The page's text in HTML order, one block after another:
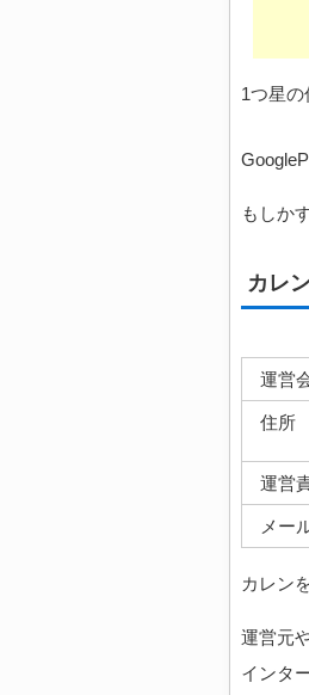
1つ星
もしか
カレ
運営
住所
運営
メー
カレン
運営元
インタ